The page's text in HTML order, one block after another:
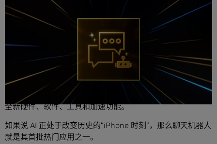
编者注：本文属于《解码 AI》系列栏目，该系列旨在让更多
人了解AI 技术，揭秘 RTX PC和工作站用户展示
全新硬件、软件、工具和加速功能。
如果说 AI 正处于改变历史的“iPhone 时刻”，那么聊天机器人
就是其首批热门应用之一。